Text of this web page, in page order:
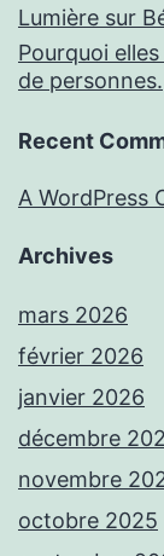
Lumière sur
Pourquoi
de personnes.
Recent
A WordPress
Archives
mars 2026
février 2026
janvier 2026
décembre
novembre
octobre 2025